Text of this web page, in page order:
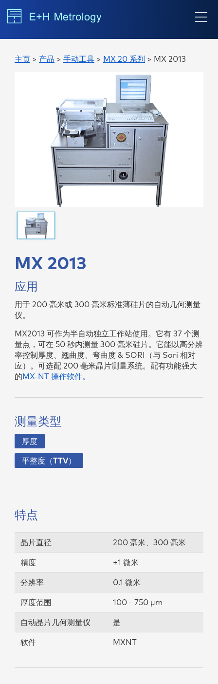
主页 > 产品 > 手动工具 > MX 20 系列 > MX 2013
MX 2013
应用
用于 200 毫米或 300 毫米标准薄硅片的自动⼏何测量
仪。
MX2013 可作为半自动独立工作站使用。它有 37 个测
量点，可在 50 秒内测量 300 毫米硅片。它能以高分辨
率控制厚度、翘曲度、弯曲度 & SORI（与 Sori 相对
应）。可选配 200 毫米晶片测量系统。配有功能强大
的MX-NT 操作软件。
测量类型
厚度
平整度（TTV）
特点
晶片直径 200 毫米、300 毫米
精度 ±1 微米
分辨率 0.1 微米
厚度范围 100 - 750 µm
自动晶片⼏何测量仪 是
软件 MXNT